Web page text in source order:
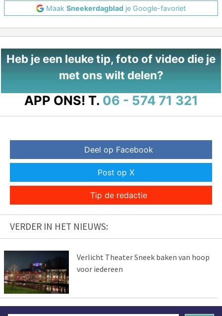
Maak Sneekerdagblad je Google-favoriet
Heb je een leuke tip, foto of video die je
met ons wilt delen?
APP ONS! T. 06 - 574 71 321
Deel op Facebook
Post op X
Tip de redactie
VERDER IN HET NIEUWS:
Verlicht Theater Sneek baken van hoop
voor iedereen